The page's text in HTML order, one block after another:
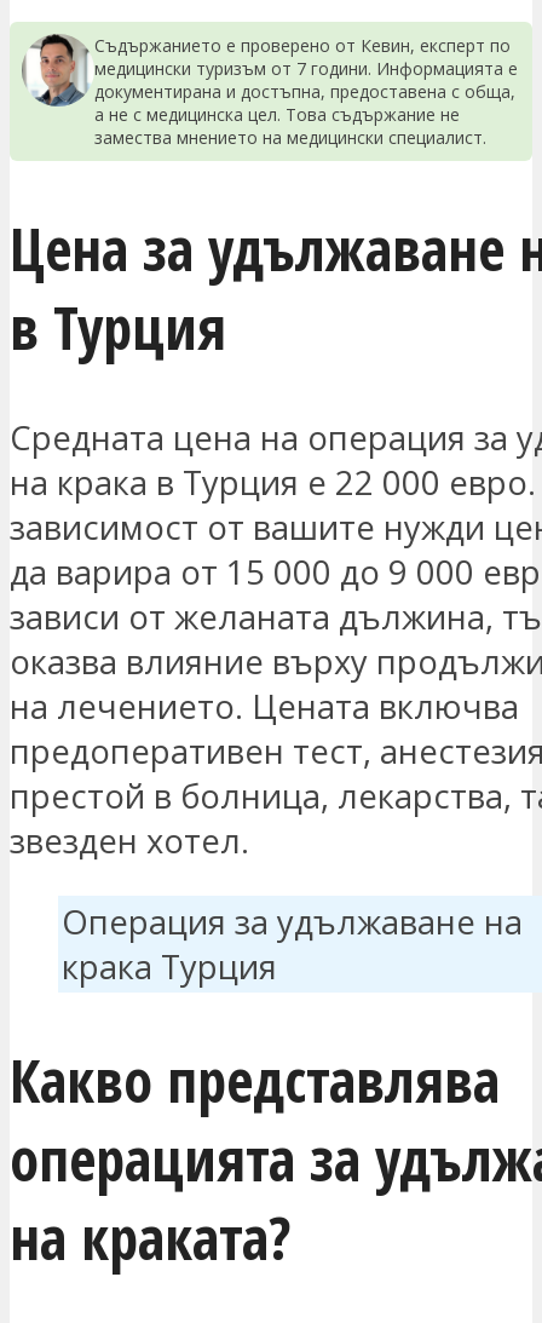
Съдържанието е проверено от Кевин, експерт по
медицински туризъм от 7 години. Информацията е
документирана и достъпна, предоставена с обща,
а не с медицинска цел. Това съдържание не
замества мнението на медицински специалист.
Цена за удължаване
в Турция
Средната цена на операция за
на крака в Турция е 22 000
зависимост от вашите нужди
да варира от 15 000 до 9 000
зависи от желаната дължина,
оказва влияние върху
на лечението. Цената включва
предоперативен тест,
престой в болница, лекарства,
звезден хотел.
Операция за удължаване на
крака Турция
Какво представлява
операцията за
на краката?